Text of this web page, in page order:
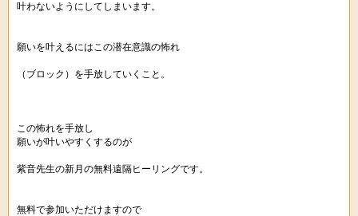
叶わないようにしてしまいます。
願いを叶えるにはこの潜在意識の怖れ
（ブロック）を手放していくこと。
この怖れを手放し
願いが叶いやすくするのが
紫音先生の新月の無料遠隔ヒーリングです。
無料で参加いただけますので